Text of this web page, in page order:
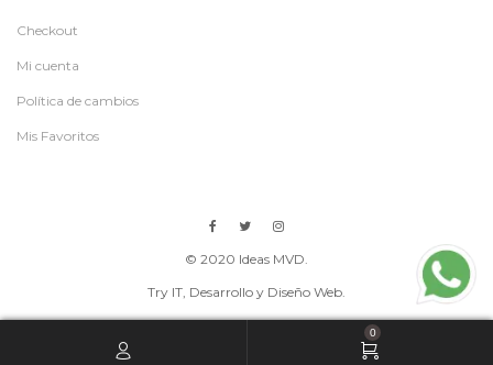
Checkout
Mi cuenta
Política de cambios
Mis Favoritos
© 2020 Ideas MVD.
Try IT , Desarrollo y Diseño Web.
0